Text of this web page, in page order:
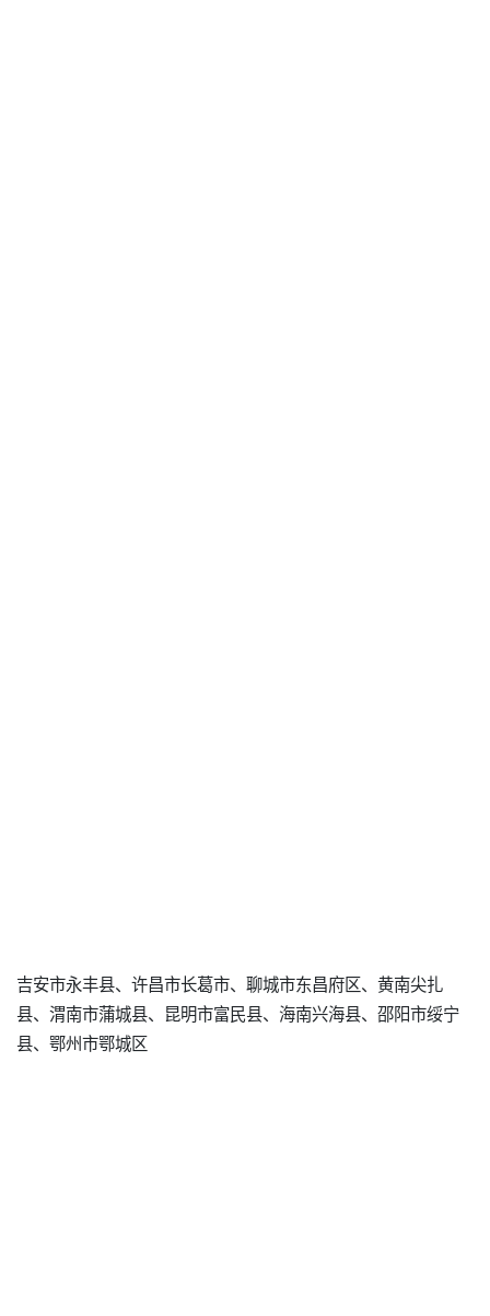
吉安市永丰县、许昌市长葛市、聊城市东昌府区、黄南尖扎
县、渭南市蒲城县、昆明市富民县、海南兴海县、邵阳市绥宁
县、鄂州市鄂城区